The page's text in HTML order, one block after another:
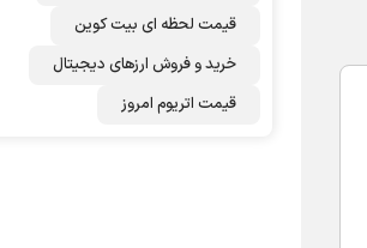
قیمت لحظه ای بیت کوین
خرید و فروش ارزهای دیجیتال
قیمت اتریوم امروز